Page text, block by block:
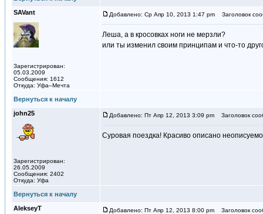
SAVant
Зарегистрирован:
05.03.2009
Сообщения: 1612
Откуда: Уфа–Мечта
Добавлено: Ср Апр 10, 2013 1:47 pm Заголовок
Леша, а в кросовках ноги не мерзли?
или ты изменил своим принципам и что-то
Вернуться к началу
john25
Зарегистрирован:
26.05.2009
Сообщения: 2402
Откуда: Уфа
Добавлено: Пт Апр 12, 2013 3:09 pm Заголовок
Суровая поездка! Красиво описано
Вернуться к началу
AlekseyT
Добавлено: Пт Апр 12, 2013 8:00 pm Заголовок